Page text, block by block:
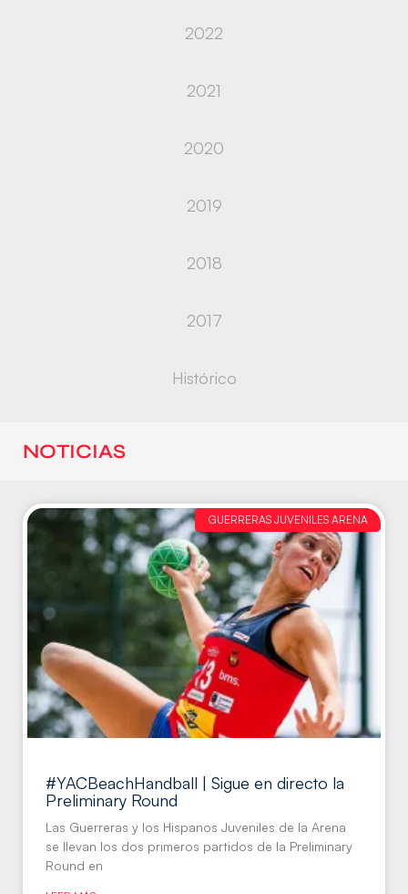
2022
2021
2020
2019
2018
2017
Histórico
NOTICIAS
GUERRERAS JUVENILES ARENA
#YACBeachHandball | Sigue en directo la
Preliminary Round
Las Guerreras y los Hispanos Juveniles de la Arena
se llevan los dos primeros partidos de la Preliminary
Round en